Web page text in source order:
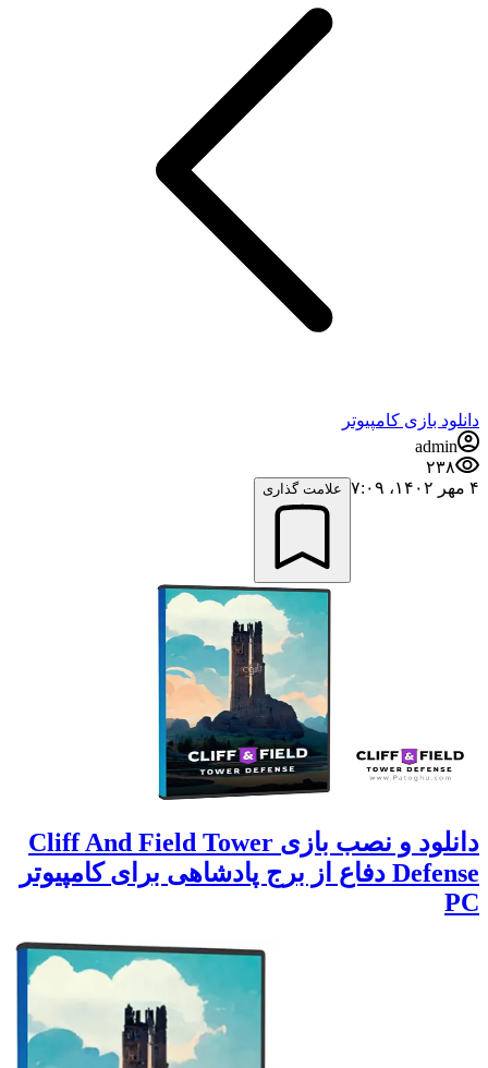
بازی کامپیوتر
admin
۲۳۸
علامت گذاری
دانلود و نصب بازی Cliff And Field Tower
Defense دفاع از برج پادشاهی برای کامپیوتر